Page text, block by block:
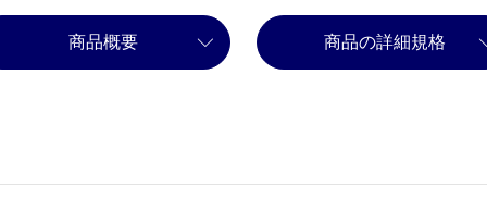
商品概要 商品の詳細規格